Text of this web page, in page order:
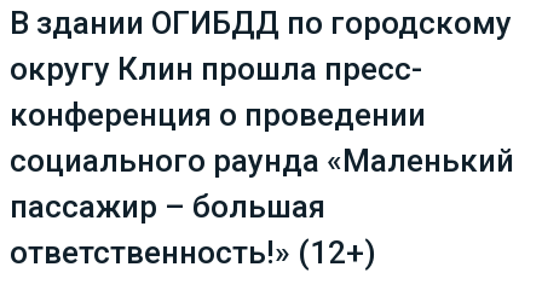
В здании ОГИБДД по городскому
округу Клин прошла пресс-
конференция о проведении
социального раунда «Маленький
пассажир – большая
ответственность!» (12+)